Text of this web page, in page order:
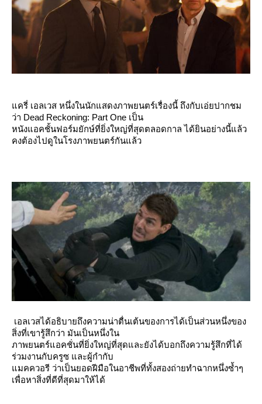
ครี่ เอลเวส หนึ่งในนักแสดงภาพยนตร์เรื่องนี้ ถึงกับเอ่ยปากชม
ว่า Dead Reckoning: Part One เป็น
หนังแอคชั้นฟอร์มยักษ์ที่ยิ่งใหญ่ที่สุดตลอดกาล ได้ยินอย่างนี้แล้ว
คงต้องไปดูในโรงภาพยนตร์กันแล้ว
เอลเวสได้อธิบายถึงความน่าตื่นเต้นของการได้เป็นส่วนหนึ่งของ
สิ่งที่เขารู้สึกว่า มันเป็นหนึ่งใน
ภาพยนตร์แอคชั่นที่ยิ่งใหญ่ที่สุดและยังได้บอกถึงความรู้สึกที่ได้
ร่วมงานกับครูซ และผู้กำกับ
มคควอรี ว่าเป็นยอดฝีมือในอาชีพที่ทั้งสองถ่ายทำฉากหนึ่งซ้ำๆ
เพื่อหาสิ่งที่ดีที่สุดมาให้ได้